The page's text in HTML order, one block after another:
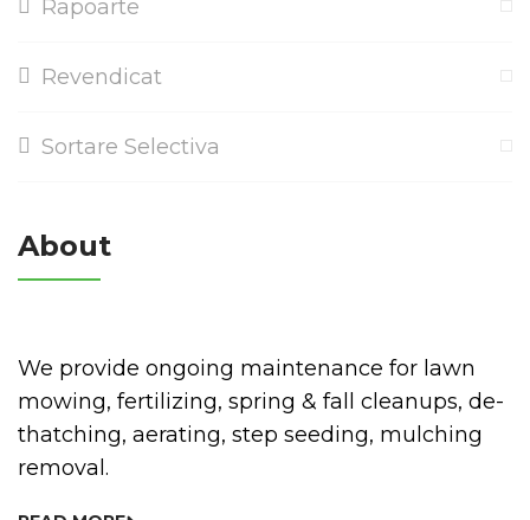
Rapoarte
Revendicat
Sortare Selectiva
About
We provide ongoing maintenance for lawn
mowing, fertilizing, spring & fall cleanups, de-
thatching, aerating, step seeding, mulching
removal.